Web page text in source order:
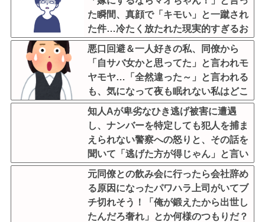
た瞬間、真顔で「キモい」と一蹴され
た件…冷たく放たれた現実的すぎるお
説教に絶句←オタクのノリをリアルで
出すとそうなる
悪口回避＆一人好きの私、同僚から
「自サバ女かと思ってた」と言われモ
ヤモヤ…「全然違った～」と言われる
も、気になって夜も眠れない私はどこ
がサバサバ？←ネチネチ気にしてる時
点で自サバじゃない
知人Aが卑劣なひき逃げ被害に遭遇
し、ナンバーを特定しても犯人を捕ま
えられない警察への怒りと、その話を
聞いて「逃げた方が得じゃん」と言い
放ったBの神経がわからん
元同僚との飲み会に行ったら会社辞め
る原因になったパワハラ上司がいてブ
チ切れそう！「俺が鍛えたから出世し
たんだろ奢れ」とか何様のつもりだ？